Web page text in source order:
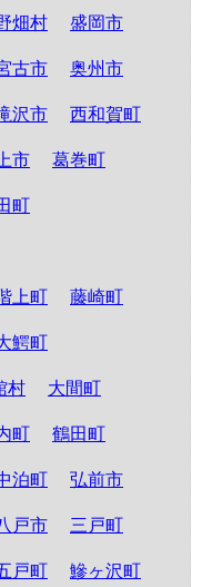
畑村 盛岡市
古市 奥州市
沢市 西和賀町
市 葛巻町
町
上町 藤崎町
鰐町
村 大間町
町 鶴田町
泊町 弘前市
戸市 三戸町
戸町 鰺ヶ沢町